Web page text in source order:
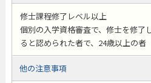
修士課程修了レベル以上
個別の入学資格審査で、修士を修了
ると認められた者で、24歳以上の者
他の注意事項